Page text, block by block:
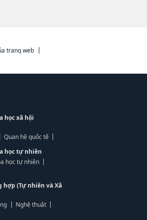
trang web
học xã hội
Quan hệ quốc tế
học tự nhiên
học tự nhiên
hợp (Tự nhiên và Xã
Nghệ thuật